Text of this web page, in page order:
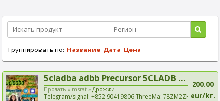
Группировать по: Название Дата Цена
5cladba adbb Precursor 5CLADB ...
Продать » msrat » Дрожжи
Telegram/signal: +852 90419806 ThreeMa: 78ZM2ZH8
200.00
eur/kг.